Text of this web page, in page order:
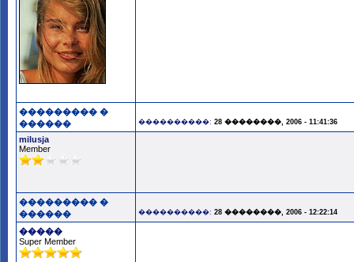
��������� �
������
����������: 28 ��������, 2006 - 11:41:36
milusja
Member
��������� �
������
����������: 28 ��������, 2006 - 12:22:14
�����
Super Member